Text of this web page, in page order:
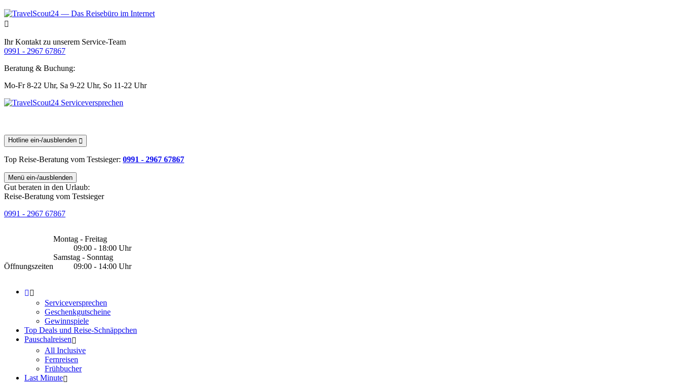
Ihr Kontakt zu unserem Service-Team
0991 - 2967 67867
Beratung & Buchung:
Mo-Fr 8-22 Uhr, Sa 9-22 Uhr, So 11-22 Uhr
Hotline ein-/ausblenden
Top Reise-Beratung vom Testsieger: 0991 - 2967 67867
Menü ein-/ausblenden
Gut beraten in den Urlaub:
Reise-Beratung vom Testsieger
0991 - 2967 67867
Öffnungszeiten
Montag - Freitag
09:00 - 18:00 Uhr
Samstag - Sonntag
09:00 - 14:00 Uhr
Serviceversprechen
Geschenkgutscheine
Gewinnspiele
Top Deals und Reise-Schnäppchen
Pauschalreisen
All Inclusive
Fernreisen
Frühbucher
Last Minute